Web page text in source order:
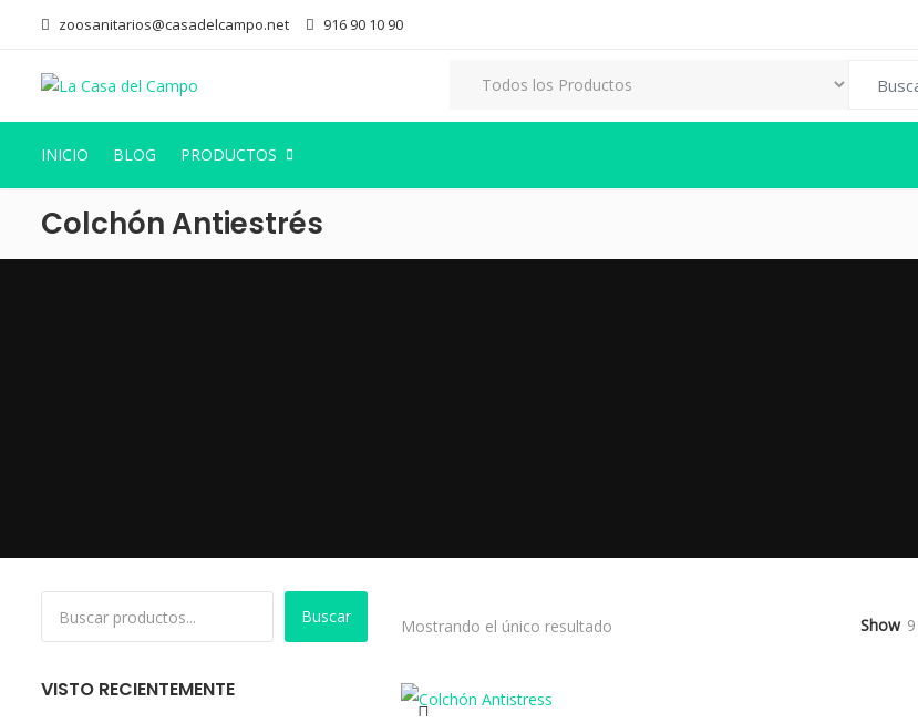
zoosanitarios@casadelcampo.net 916 90 10 90
INICIO BLOG PRODUCTOS
Colchón Antiestrés
Mostrando el único resultado Show 9
Buscar
VISTO RECIENTEMENTE